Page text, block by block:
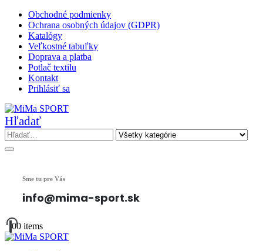
Obchodné podmienky
Ochrana osobných údajov (GDPR)
Katalógy
Veľkostné tabuľky
Doprava a platba
Potlač textilu
Kontakt
Prihlásiť sa
Hľadať
Sme tu pre Vás
info@mima-sport.sk
00 items